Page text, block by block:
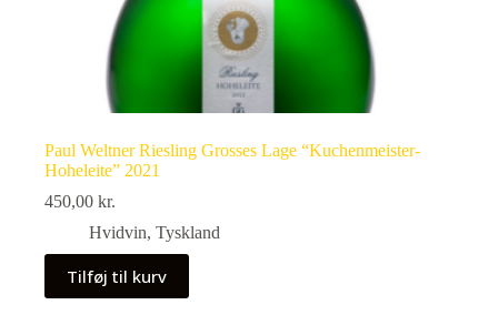
Paul Weltner Riesling Grosses Lage “Kuchenmeister-
Hoheleite” 2021
450,00 kr.
Hvidvin, Tyskland
Tilføj til kurv